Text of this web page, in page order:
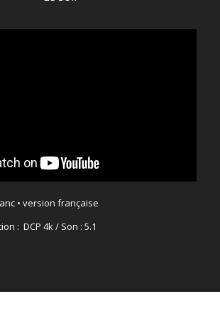
• version française
: DCP 4k / Son : 5.1